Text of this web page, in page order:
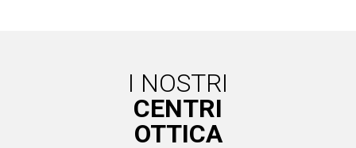
I NOSTRI
CENTRI
OTTICA